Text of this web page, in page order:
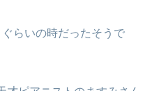
らいの時だったそうで